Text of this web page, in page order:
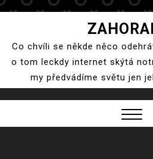
content
Co chvíli se někde něco
o tom leckdy internet skýtá
my předvádíme světu jen